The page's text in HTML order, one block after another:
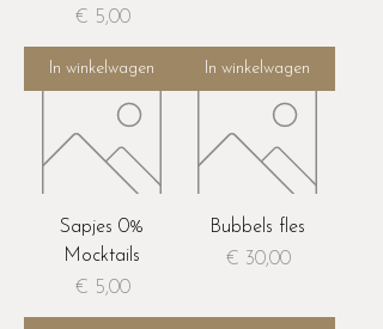
Prijs
€ 5,00
In winkelwagen In winkelwagen
Sapjes 0%
Mocktails
Prijs
€ 5,00
Bubbels fles
Prijs
€ 30,00